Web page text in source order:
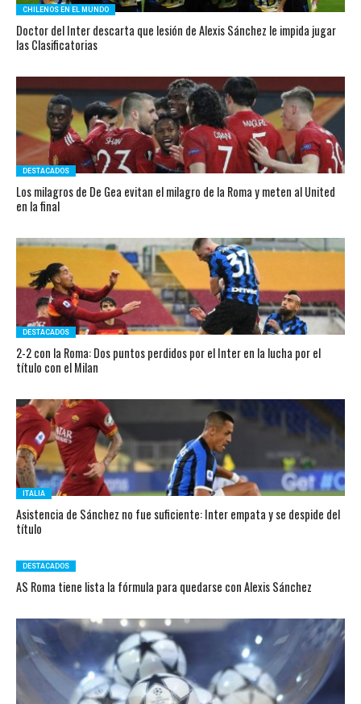
CHILENOS EN EL MUNDO
Doctor del Inter descarta que lesión de Alexis Sánchez le impida jugar
las Clasificatorias
DESTACADOS
Los milagros de De Gea evitan el milagro de la Roma y meten al United
en la final
DESTACADOS
2-2 con la Roma: Dos puntos perdidos por el Inter en la lucha por el
título con el Milan
ITALIA
Asistencia de Sánchez no fue suficiente: Inter empata y se despide del
título
DESTACADOS
AS Roma tiene lista la fórmula para quedarse con Alexis Sánchez